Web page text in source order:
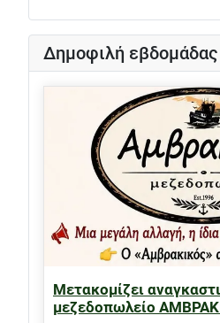
Δημοφιλή εβδομάδας
Μετακομίζει
μεζεδοπωλείο